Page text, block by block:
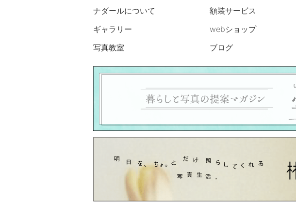
ナダールについて
ギャラリー
写真教室
額装サービス
webショップ
ブログ